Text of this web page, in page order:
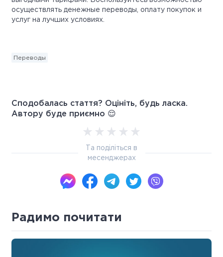
осуществлять денежные переводы, оплату покупок и
услуг на лучших условиях.
Переводы
Сподобалась стаття? Оцініть, будь ласка.
Автору буде приємно 😌
Та поділіться в
месенджерах
Радимо почитати